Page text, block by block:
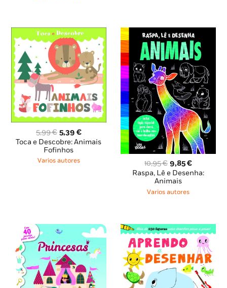
5,99€ O
preço
original
era:
5,39 €O
preço
Toca e Descobre: Animais
Fofinhos
Varios autores 10,95€ O
preço
original
era:
9,85€O
preço
Raspa, Lê e Desenha:
Animais
Varios autores